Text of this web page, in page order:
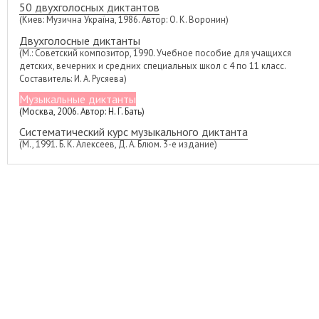
50 двухголосных диктантов
(Киев: Музична Україна, 1986. Автор: О. К. Воронин)
Двухголосные диктанты
(М.: Советский композитор, 1990. Учебное пособие для учащихся
детских, вечерних и средних специальных школ с 4 по 11 класс.
Составитель: И. А. Русяева)
Музыкальные диктанты
(Москва, 2006. Автор: Н. Г. Бать)
Систематический курс музыкального диктанта
(М., 1991. Б. К. Алексеев, Д. А. Блюм. 3-е издание)